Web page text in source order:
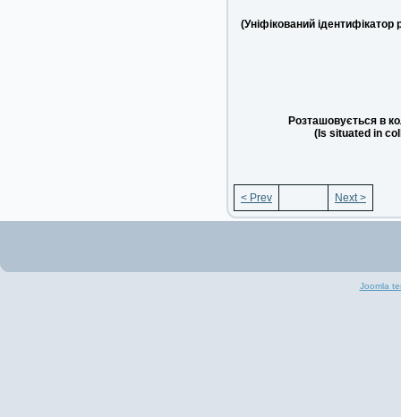
(Уніфікований ідентифікатор
Розташовується в
(Is situated in
< Prev Next >
Joomla